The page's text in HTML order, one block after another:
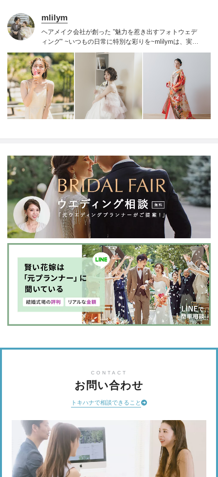
mlilym
ヘアメイク会社が創った ”魅力を惹き出すフォトウェデ
ィング" ~いつもの日常に特別な彩りを~mlilymは、実力
と経験のあるクリエイターがそろっています、一人一人
に寄り添い、それぞれに合ったプランを提案させていた
だきます。一日二組限定の貸し切りサロンなので、ゆっ
たりとお過ごしいただき、お子様連れも安心して撮影で
きます。結婚式当日を担当してきたスタッフがばかり。
結婚式と同じおもてなしの心を持ち、写真、ヘアメイク
は人生で一番輝く結婚式と同じクオリティーでご提供い
たします。
CONTACT
お問い合わせ
トキハナで相談できること